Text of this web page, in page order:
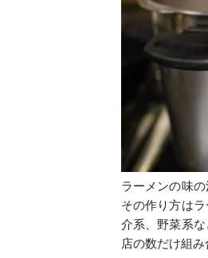
ラーメンの味
その作り方は
介系、野菜系
店の数だけ組み